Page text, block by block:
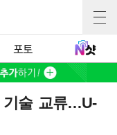
포토
기술 교류…U-